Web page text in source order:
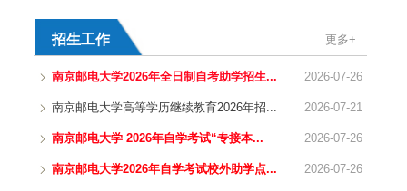
招生工作 更多+
南京邮电大学2026年全日制自考助学招生... 2026-07-26
南京邮电大学高等学历继续教育2026年招... 2026-07-21
南京邮电大学 2026年自学考试“专接本... 2026-07-26
南京邮电大学2026年自学考试校外助学点... 2026-07-26